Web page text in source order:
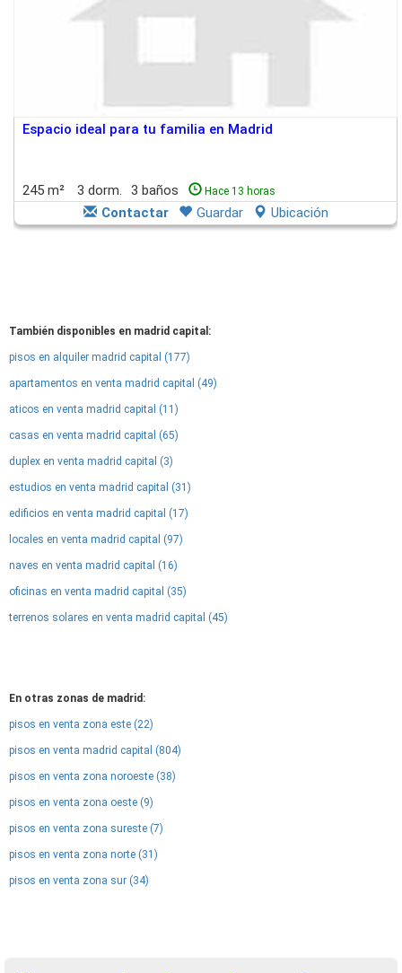
Espacio ideal para tu familia en Madrid
245 m² 3 dorm. 3 baños Hace 13 horas
Contactar Guardar Ubicación
También disponibles en madrid capital:
pisos en alquiler madrid capital (177)
apartamentos en venta madrid capital (49)
aticos en venta madrid capital (11)
casas en venta madrid capital (65)
duplex en venta madrid capital (3)
estudios en venta madrid capital (31)
edificios en venta madrid capital (17)
locales en venta madrid capital (97)
naves en venta madrid capital (16)
oficinas en venta madrid capital (35)
terrenos solares en venta madrid capital (45)
En otras zonas de madrid:
pisos en venta zona este (22)
pisos en venta madrid capital (804)
pisos en venta zona noroeste (38)
pisos en venta zona oeste (9)
pisos en venta zona sureste (7)
pisos en venta zona norte (31)
pisos en venta zona sur (34)